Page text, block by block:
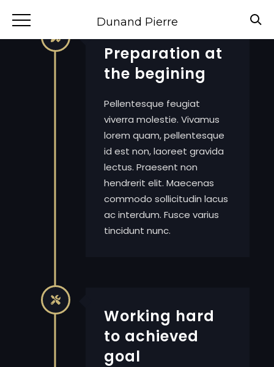
Dunand Pierre
Preparation at
the begining
Pellentesque feugiat
viverra molestie. Vivamus
lorem quam, pellentesque
id est non, laoreet gravida
lectus. Praesent non
hendrerit elit. Maecenas
commodo sollicitudin lacus
ac interdum. Fusce varius
tincidunt nunc.
Working hard
to achieved
goal